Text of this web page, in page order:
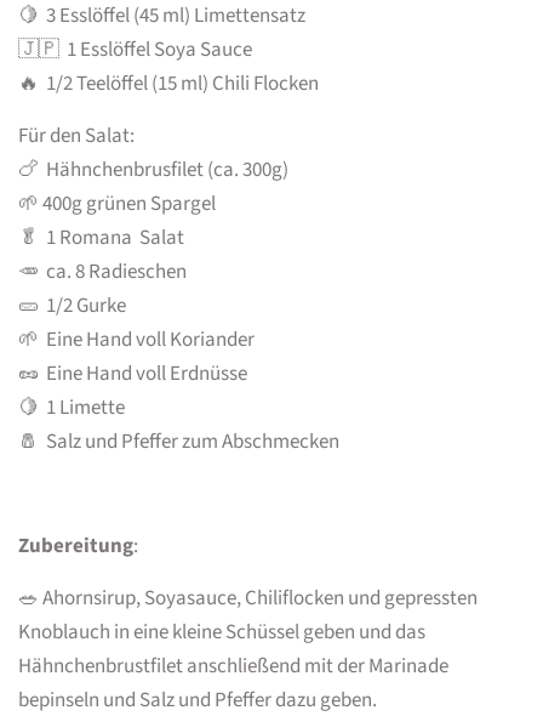
🍋 3 Esslöffel (45 ml) Limettensatz
🇯🇵 1 Esslöffel Soya Sauce
🔥 1/2 Teelöffel (15 ml) Chili Flocken
Für den Salat:
🍗 Hähnchenbrusfilet (ca. 300g)
🌱 400g grünen Spargel
🥬 1 Romana Salat
🥕 ca. 8 Radieschen
🥒 1/2 Gurke
🌱 Eine Hand voll Koriander
🥜 Eine Hand voll Erdnüsse
🍋 1 Limette
🧂 Salz und Pfeffer zum Abschmecken
Zubereitung:
🥗 Ahornsirup, Soyasauce, Chiliflocken und gepressten
Knoblauch in eine kleine Schüssel geben und das
Hähnchenbrustfilet anschließend mit der Marinade
bepinseln und Salz und Pfeffer dazu geben.